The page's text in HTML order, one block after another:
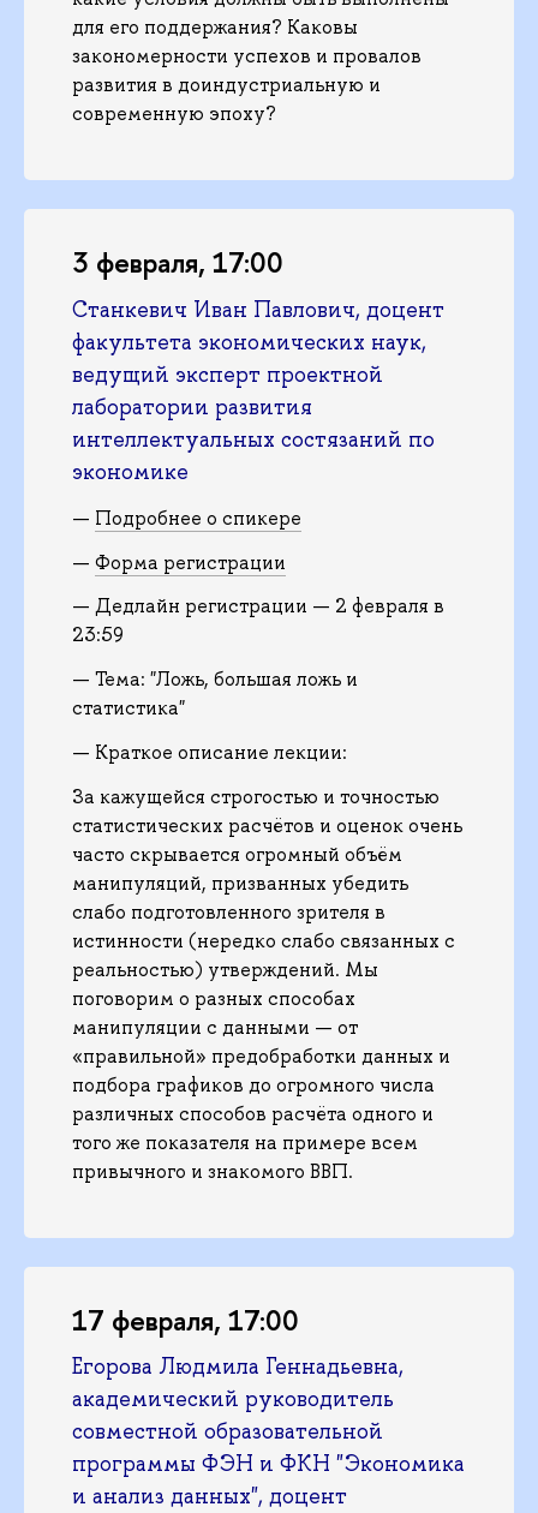
для его поддержания? Каковы
закономерности успехов и провалов
развития в доиндустриальную и
современную эпоху?
3 февраля, 17:00
Станкевич Иван Павлович, доцент
факультета экономических наук,
ведущий эксперт проектной
лаборатории развития
интеллектуальных состязаний по
экономике
— Подробнее о спикере
— Форма регистрации
— Дедлайн регистрации — 2 февраля в
23:59
— Тема: "Ложь, большая ложь и
статистика"
— Краткое описание лекции:
За кажущейся строгостью и точностью
статистических расчётов и оценок очень
часто скрывается огромный объём
манипуляций, призванных убедить
слабо подготовленного зрителя в
истинности (нередко слабо связанных с
реальностью) утверждений. Мы
поговорим о разных способах
манипуляции с данными — от
«правильной» предобработки данных и
подбора графиков до огромного числа
различных способов расчёта одного и
того же показателя на примере всем
привычного и знакомого ВВП.
17 февраля, 17:00
Егорова Людмила Геннадьевна,
академический руководитель
совместной образовательной
программы ФЭН и ФКН "Экономика
и анализ данных", доцент